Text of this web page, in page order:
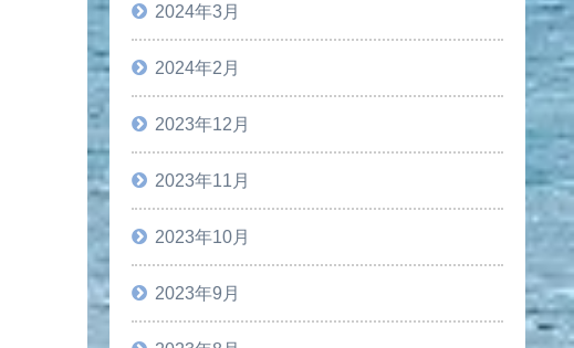
2024年3月
2024年2月
2023年12月
2023年11月
2023年10月
2023年9月